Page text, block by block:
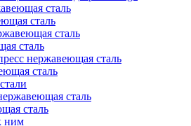
сталь
сталь
сталь
сталь
нержавеющая сталь
сталь
сталь
сталь
ним